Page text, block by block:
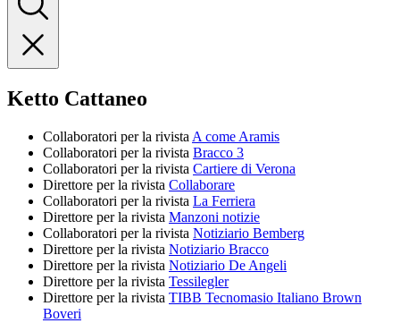
Ketto Cattaneo
Collaboratori per la rivista A come Aramis
Collaboratori per la rivista Bracco 3
Collaboratori per la rivista Cartiere di Verona
Direttore per la rivista Collaborare
Collaboratori per la rivista La Ferriera
Direttore per la rivista Manzoni notizie
Collaboratori per la rivista Notiziario Bemberg
Direttore per la rivista Notiziario Bracco
Direttore per la rivista Notiziario De Angeli
Direttore per la rivista Tessilegler
Direttore per la rivista TIBB Tecnomasio Italiano Brown
Boveri